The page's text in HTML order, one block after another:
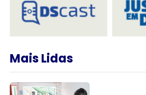
Mais Lidas